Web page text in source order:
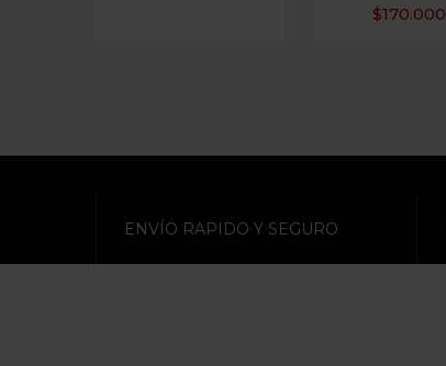
$170.000
ENVÍO RAPIDO Y SEGURO